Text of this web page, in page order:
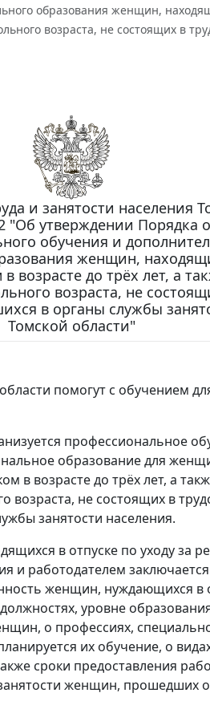
образования женщин,
возраста, не состоящих в
и занятости населения
"Об утверждении Порядка
обучения и
женщин,
в возрасте до трёх лет, а
возраста, не
в органы службы
Томской области"
помогут с обучением
профессиональное
образование для
в возрасте до трёх лет, а
возраста, не состоящих в
занятости населения.
в отпуске по уходу за
и работодателем
женщин, нуждающихся в
уровне
о профессиях,
их обучение, о
сроки предоставления
женщин, прошедших